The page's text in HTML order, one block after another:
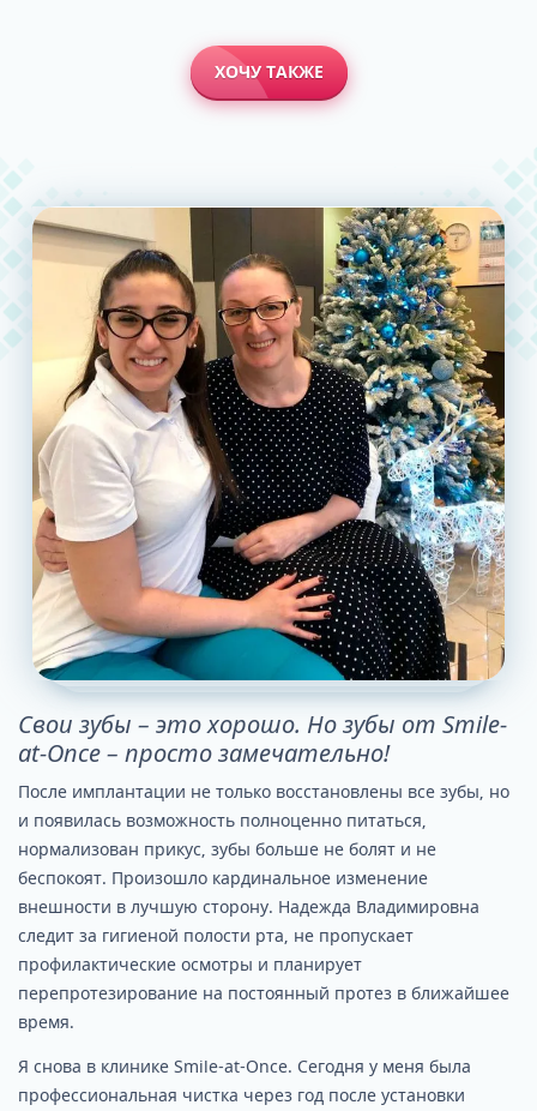
ХОЧУ ТАКЖЕ
Свои зубы – это хорошо. Но зубы от Smile-
at-Once – просто замечательно!
После имплантации не только восстановлены все зубы, но
и появилась возможность полноценно питаться,
нормализован прикус, зубы больше не болят и не
беспокоят. Произошло кардинальное изменение
внешности в лучшую сторону. Надежда Владимировна
следит за гигиеной полости рта, не пропускает
профилактические осмотры и планирует
перепротезирование на постоянный протез в ближайшее
время.
Я снова в клинике Smile-at-Once. Сегодня у меня была
профессиональная чистка через год после установки